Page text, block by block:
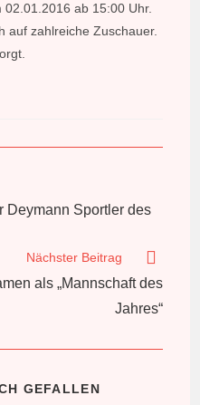
ab 15:00 Uhr.
auf zahlreiche Zuschauer.
Deymann Sportler des
Nächster Beitrag
als „Mannschaft des
Jahres“
GEFALLEN